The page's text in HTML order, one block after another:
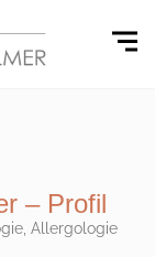
– Profil
Allergologie